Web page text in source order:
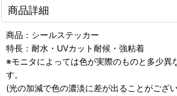
商品詳細
商品：シールステッカー
特長：耐水・UVカット耐候・強粘着
※モニタによっては色が実際のものと多少異
す。
(光の加減で色の濃淡に差が出ることがござい